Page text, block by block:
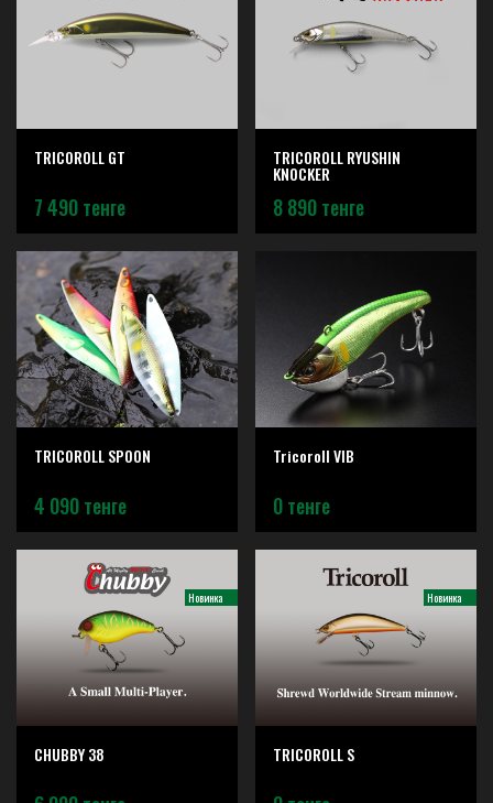
TRICOROLL GT
7 490 тенге
TRICOROLL RYUSHIN
KNOCKER
8 890 тенге
TRICOROLL SPOON
4 090 тенге
Tricoroll VIB
0 тенге
Новинка
CHUBBY 38
Новинка
TRICOROLL S